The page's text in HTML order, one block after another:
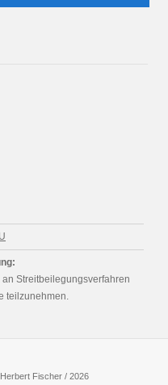
Streitbeilegungsverfahren
teilzunehmen.
Fischer / 2026